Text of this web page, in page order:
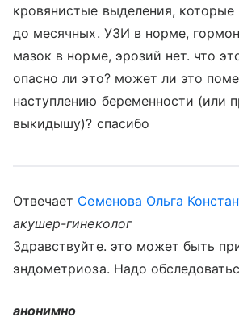
кровянистые выделения, которые
до месячных. УЗИ в норме,
мазок в норме, эрозий нет. что
опасно ли это? может ли это
наступлению беременности (или
выкидышу)? спасибо
Отвечает Семенова Ольга
акушер-гинеколог
Здравствуйте. это может быть
эндометриоза. Надо
анонимно